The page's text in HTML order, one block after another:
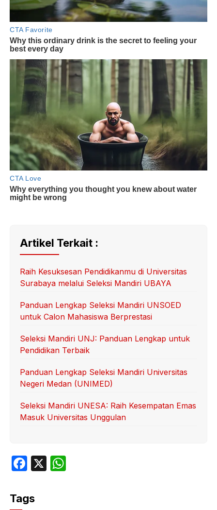
Artikel Terkait :
Raih Kesuksesan Pendidikanmu di Universitas
Surabaya melalui Seleksi Mandiri UBAYA
Panduan Lengkap Seleksi Mandiri UNSOED
untuk Calon Mahasiswa Berprestasi
Seleksi Mandiri UNJ: Panduan Lengkap untuk
Pendidikan Terbaik
Panduan Lengkap Seleksi Mandiri Universitas
Negeri Medan (UNIMED)
Seleksi Mandiri UNESA: Raih Kesempatan Emas
Masuk Universitas Unggulan
F
c
X
Tags